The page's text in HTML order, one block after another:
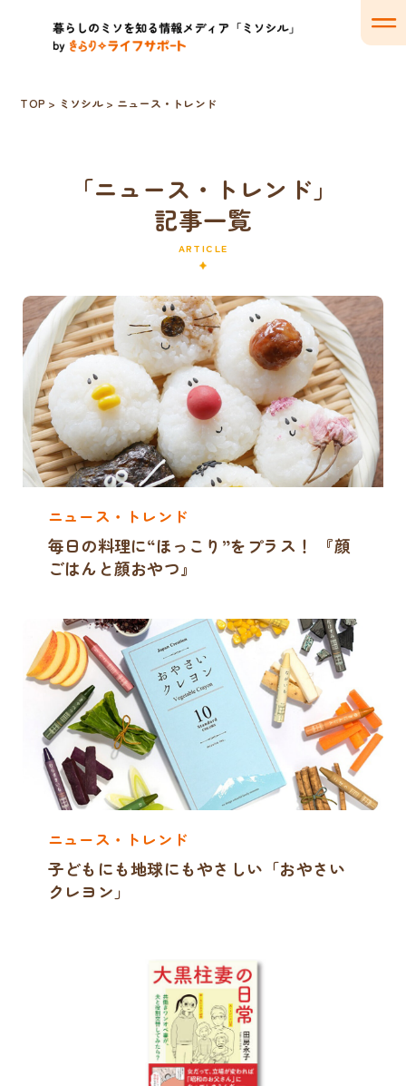
TOP > ミソシル > ニュース・トレンド
「ニュース・トレンド」
記事一覧
ARTICLE
ニュース・トレンド
毎日の料理に“ほっこり”をプラス！ 『顔
ごはんと顔おやつ』
ニュース・トレンド
子どもにも地球にもやさしい「おやさい
クレヨン」